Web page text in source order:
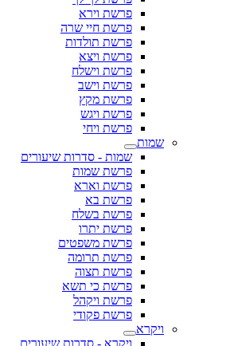
פרשת וירא
פרשת חיי שרה
פרשת תולדות
פרשת ויצא
פרשת וישלח
פרשת וישב
פרשת מקץ
פרשת ויגש
פרשת ויחי
שמות
שמות - סדרות שיעורים
פרשת שמות
פרשת וארא
פרשת בא
פרשת בשלח
פרשת יתרו
פרשת משפטים
פרשת תרומה
פרשת תצוה
פרשת כי תשא
פרשת ויקהל
פרשת פקודי
ויקרא